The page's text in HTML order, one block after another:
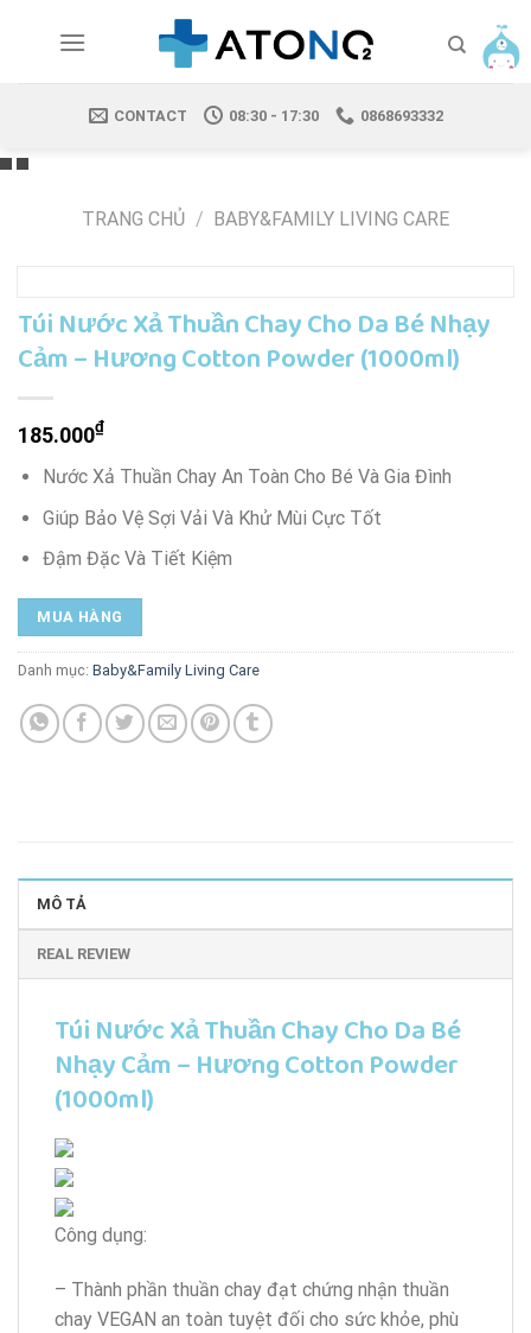
CONTACT 08:30 - 17:30 0868693332
TRANG CHỦ / BABY&FAMILY LIVING CARE
Túi Nước Xả Thuần Chay Cho Da Bé Nhạy
Cảm – Hương Cotton Powder (1000ml)
185.000₫
Nước Xả Thuần Chay An Toàn Cho Bé Và Gia Đình
Giúp Bảo Vệ Sợi Vải Và Khử Mùi Cực Tốt
Đậm Đặc Và Tiết Kiệm
MUA HÀNG
Danh mục: Baby&Family Living Care
MÔ TẢ
REAL REVIEW
Túi Nước Xả Thuần Chay Cho Da Bé
Nhạy Cảm – Hương Cotton Powder
(1000ml)
Công dụng:
– Thành phần thuần chay đạt chứng nhận thuần
chay VEGAN an toàn tuyệt đối cho sức khỏe, phù